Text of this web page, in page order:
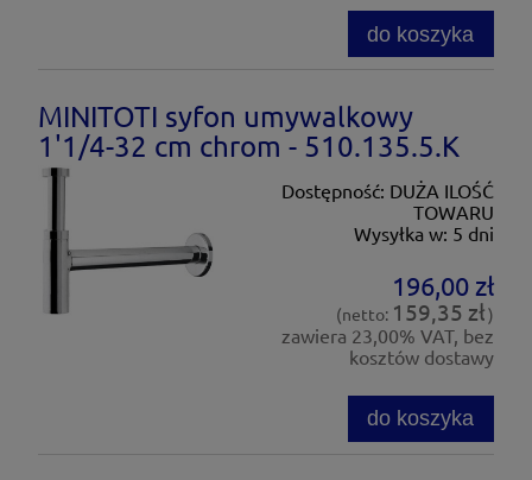
do koszyka
MINITOTI syfon umywalkowy
1'1/4-32 cm chrom - 510.135.5.K
Dostępność: DUŻA ILOŚĆ
TOWARU
Wysyłka w: 5 dni
196,00 zł
(netto: 159,35 zł)
zawiera 23,00% VAT, bez
kosztów dostawy
do koszyka